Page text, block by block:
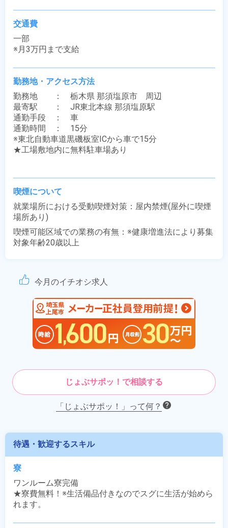
交通費
一部
※月3万円まで支給
勤務地・アクセス方法
勤務地　　：　栃木県 那須塩原市　周辺
最寄駅　　：　JR東北本線 那須塩原駅
通勤手段　：　車
通勤時間　：　15分
※東北自動車道黒磯板室ICから車で15分
★工場敷地内に無料駐車場あり
喫煙について
就業場所における受動喫煙対策：屋内禁煙(屋外に喫煙
場所あり)
喫煙可能区域での業務の有無：※健康増進法により募集
対象年齢20歳以上
今月のイチオシ求人
じょぶサポッ！で相談する
「じょぶサポッ！」って何？
待遇・歓迎するスキル
寮
ワンルーム寮完備
★寮費無料！※生活備品付きなのでスグに生活が始めら
れます。